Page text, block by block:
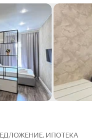
ИПОТЕКА